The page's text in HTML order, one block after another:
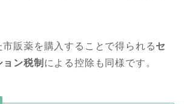
市販薬を購入することで得られるセ
ン税制 による控除も同様です。